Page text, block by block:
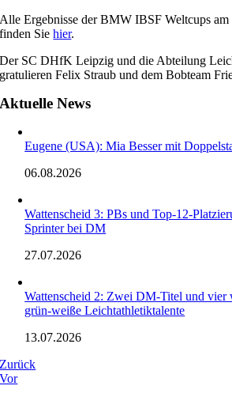
Alle Ergebnisse der BMW IBSF Weltcups am
finden Siehier.
Der SC DHfK Leipzig und die Abteilung
gratulieren Felix Straub und dem Bobteam
Aktuelle News
Eugene (USA): Mia Besser mit
06.08.2026
Wattenscheid 3: PBs und Top-12-
Sprinter bei DM
27.07.2026
Wattenscheid 2: Zwei DM-Titel und vier
grün-weiße Leichtathletiktalente
13.07.2026
Zurück
Vor